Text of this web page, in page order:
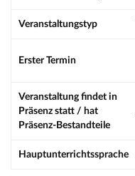
Veranstaltungstyp
Erster Termin
Veranstaltung findet in
Präsenz statt / hat
Präsenz-Bestandteile
Hauptunterrichtssprache